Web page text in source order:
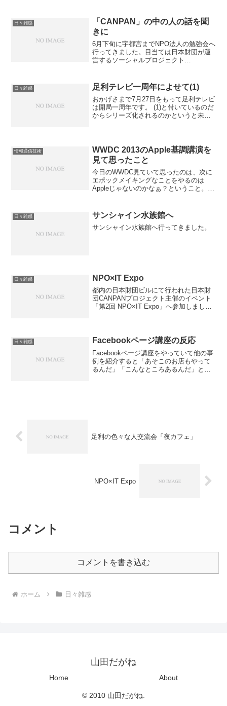
日々雑感
「CANPAN」の中の人の話を聞
きに
6月下旬に宇都宮までNPO法人の勉強会へ
行ってきました。目当ては日本財団が運
営するソーシャルプロジェクト
担当のTさんと名刺交換をした際、
SPOT3の話、今まで...
日々雑感 足利テレビ一周年によせて(1)
おかげさまで7月27日をもって足利テレビ
は開局一周年です。 (1)と付いているのだ
からシリーズ化されるのかというと未定
視聴者数 2...
情報通信技術
WWDC 2013のApple基調講演を
見て思ったこと
今日のWWDC見ていて思ったのは、次に
エポックメイキングなことをやるのは
Appleじゃないのかなぁ？ということ。新
いにくいので入れているツールで見かけ
た...
日々雑感 サンシャイン水族館へ
サンシャイン水族館へ行ってきました。
日々雑感 NPO×IT Expo
都内の日本財団ビルにて行われた日本財
団CANPANプロジェクト主催のイベント
「第2回 NPO×IT Expo」へ参加しまし
ト、セールスフ...
日々雑感 Facebookページ講座の反応
Facebookページ講座をやっていて他の事
例を紹介すると「あそこのお店もやって
るんだ」「こんなところあるんだ」とい
足利の色々な人交流会「夜カフェ」
NPO×IT Expo
コメント
コメントを書き込む
ホーム 日々雑感
山田だがね
Home About
© 2010 山田だがね.